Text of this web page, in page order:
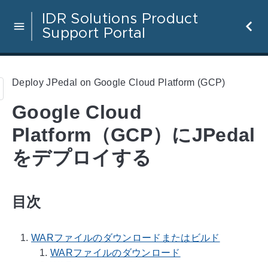
IDR Solutions Product
Support Portal
Deploy JPedal on Google Cloud Platform (GCP)
Google Cloud
Platform（GCP）にJPedal
をデプロイする
目次
WARファイルのダウンロードまたはビルド
WARファイルのダウンロード